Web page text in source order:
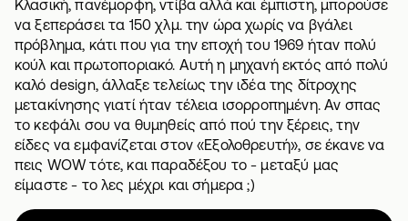
Κλασική, πανέμορφη, ντίβα αλλά και έμπιστη, μπορούσε
να ξεπεράσει τα 150 χλμ. την ώρα χωρίς να βγάλει
πρόβλημα, κάτι που για την εποχή του 1969 ήταν πολύ
κούλ και πρωτοποριακό. Αυτή η μηχανή εκτός από πολύ
καλό design, άλλαξε τελείως την ιδέα της δίτροχης
μετακίνησης γιατί ήταν τέλεια ισορροπημένη. Αν σπας
το κεφάλι σου να θυμηθείς από πού την ξέρεις, την
είδες να εμφανίζεται στον «Εξολοθρευτή», σε έκανε να
πεις WOW τότε, και παραδέξου το - μεταξύ μας
είμαστε - το λες μέχρι και σήμερα ;)